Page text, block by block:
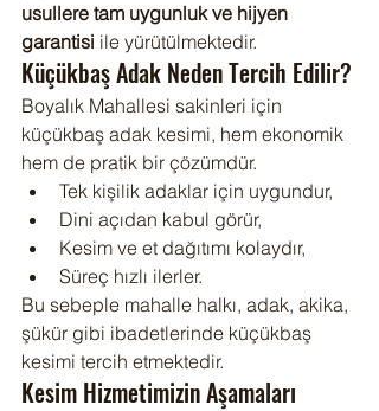
usullere tam uygunluk ve hijyen
garantisi ile yürütülmektedir.
Küçükbaş Adak Neden Tercih Edilir?
Boyalık Mahallesi sakinleri için
küçükbaş adak kesimi, hem ekonomik
hem de pratik bir çözümdür.
Tek kişilik adaklar için uygundur,
Dini açıdan kabul görür,
Kesim ve et dağıtımı kolaydır,
Süreç hızlı ilerler.
Bu sebeple mahalle halkı, adak, akika,
şükür gibi ibadetlerinde küçükbaş
kesimi tercih etmektedir.
Kesim Hizmetimizin Aşamaları